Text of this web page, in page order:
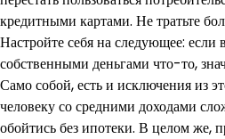
кредитными картами. Не тратьте
Настройте себя на следующее: если
собственными деньгами что-то,
Само собой, есть и исключения из
человеку со средними доходами
обойтись без ипотеки. В целом же,